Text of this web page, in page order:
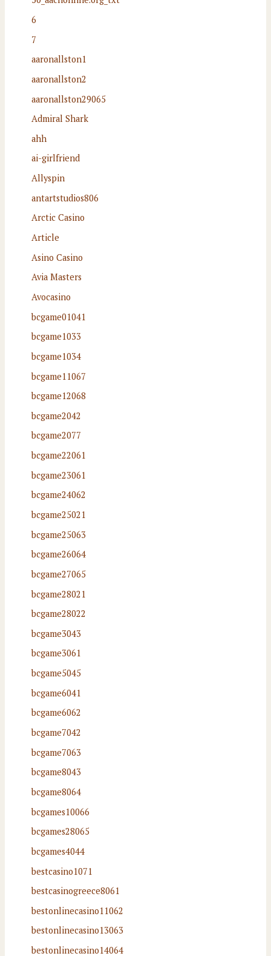
6
7
aaronallston1
aaronallston2
aaronallston29065
Admiral Shark
ahh
ai-girlfriend
Allyspin
antartstudios806
Arctic Casino
Article
Asino Casino
Avia Masters
Avocasino
bcgame01041
bcgame1033
bcgame1034
bcgame11067
bcgame12068
bcgame2042
bcgame2077
bcgame22061
bcgame23061
bcgame24062
bcgame25021
bcgame25063
bcgame26064
bcgame27065
bcgame28021
bcgame28022
bcgame3043
bcgame3061
bcgame5045
bcgame6041
bcgame6062
bcgame7042
bcgame7063
bcgame8043
bcgame8064
bcgames10066
bcgames28065
bcgames4044
bestcasino1071
bestcasinogreece8061
bestonlinecasino11062
bestonlinecasino13063
bestonlinecasino14064